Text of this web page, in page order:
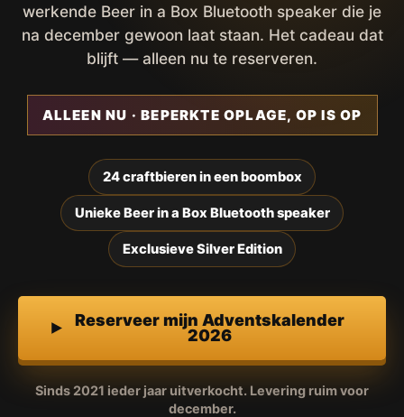
werkende Beer in a Box Bluetooth speaker die je
na december gewoon laat staan. Het cadeau dat
blijft — alleen nu te reserveren.
ALLEEN NU · BEPERKTE OPLAGE, OP IS OP
24 craftbieren in een boombox
Unieke Beer in a Box Bluetooth speaker
Exclusieve Silver Edition
Reserveer mijn Adventskalender
2026
Sinds 2021 ieder jaar uitverkocht. Levering ruim voor
december.